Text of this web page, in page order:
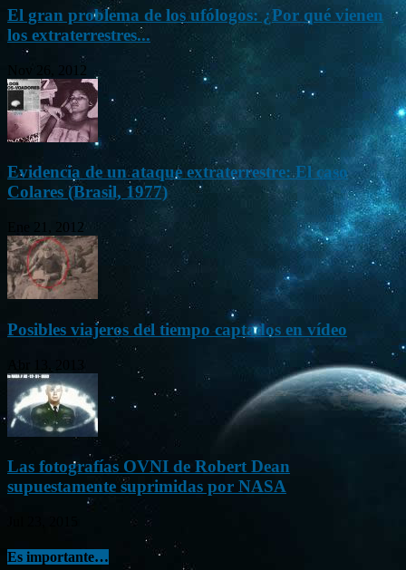
El gran problema de los ufólogos: ¿Por qué vienen
los extraterrestres...
Nov 26, 2012
Evidencia de un ataque extraterrestre: El caso
Colares (Brasil, 1977)
Ene 21, 2012
Posibles viajeros del tiempo captados en vídeo
Las fotografías OVNI de Robert Dean
supuestamente suprimidas por NASA
Es importante…